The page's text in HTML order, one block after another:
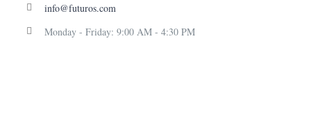
info@futuros.com
Monday - Friday: 9:00 AM - 4:30 PM